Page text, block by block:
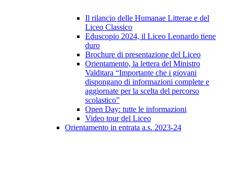
Il rilancio delle Humanae Litterae e del
Liceo Classico
Eduscopio 2024, il Liceo Leonardo tiene
duro
Brochure di presentazione del Liceo
Orientamento, la lettera del Ministro
Valditara “Importante che i giovani
dispongano di informazioni complete e
aggiornate per la scelta del percorso
scolastico”
Open Day: tutte le informazioni
Video tour del Liceo
Orientamento in entrata a.s. 2023-24